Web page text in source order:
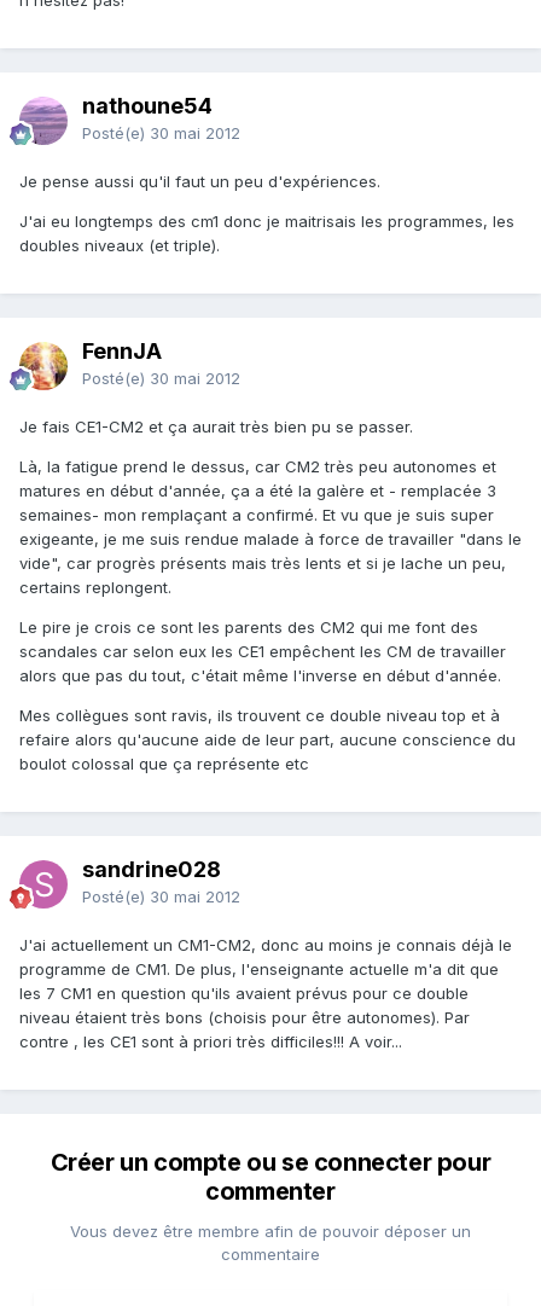
nathoune54
Posté(e) 30 mai 2012
Je pense aussi qu'il faut un peu d'expériences.
J'ai eu longtemps des cm1 donc je maitrisais les programmes, les
doubles niveaux (et triple).
FennJA
Posté(e) 30 mai 2012
Je fais CE1-CM2 et ça aurait très bien pu se passer.
Là, la fatigue prend le dessus, car CM2 très peu autonomes et
matures en début d'année, ça a été la galère et - remplacée 3
semaines- mon remplaçant a confirmé. Et vu que je suis super
exigeante, je me suis rendue malade à force de travailler "dans le
vide", car progrès présents mais très lents et si je lache un peu,
certains replongent.
Le pire je crois ce sont les parents des CM2 qui me font des
scandales car selon eux les CE1 empêchent les CM de travailler
alors que pas du tout, c'était même l'inverse en début d'année.
Mes collègues sont ravis, ils trouvent ce double niveau top et à
refaire alors qu'aucune aide de leur part, aucune conscience du
boulot colossal que ça représente etc
sandrine028
Posté(e) 30 mai 2012
J'ai actuellement un CM1-CM2, donc au moins je connais déjà le
programme de CM1. De plus, l'enseignante actuelle m'a dit que
les 7 CM1 en question qu'ils avaient prévus pour ce double
niveau étaient très bons (choisis pour être autonomes). Par
contre , les CE1 sont à priori très difficiles!!! A voir...
Créer un compte ou se connecter pour
commenter
Vous devez être membre afin de pouvoir déposer un
commentaire